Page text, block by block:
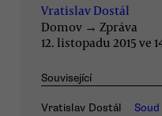
Vratislav Dostál
Domov → Zpráva
12. listopadu 2015 ve
Související
Vratislav Dostál